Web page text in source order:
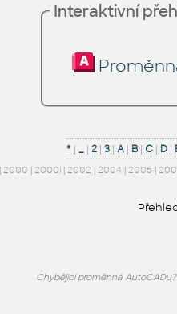
Interaktivní
* | _ |2 |3 |A | B |C | D |
2000 | 2000i| 2002 | 2004| 2005 |
Chybějící proměnná